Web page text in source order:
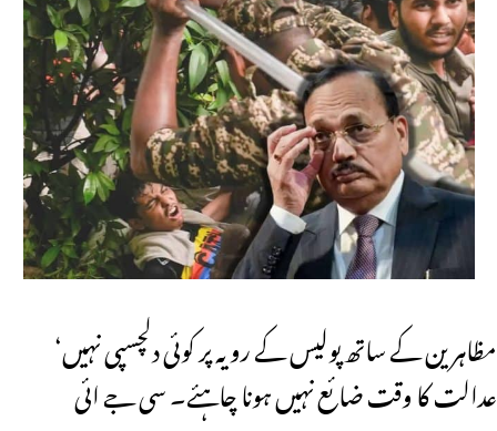
مظاہرین کے ساتھ پولیس کے رویہ پر کوئی دلچسپی نہیں‘
عدالت کا وقت ضائع نہیں ہونا چاہئے۔ سی جے ائی